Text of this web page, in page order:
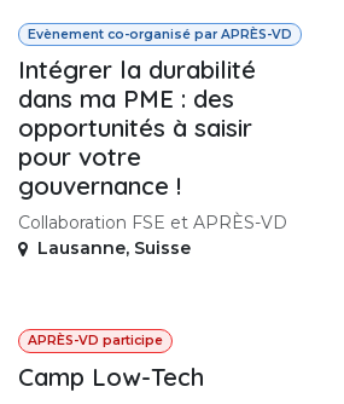
Evènement co-organisé par APRÈS-VD
Intégrer la durabilité
dans ma PME : des
opportunités à saisir
pour votre
gouvernance !
Collaboration FSE et APRÈS-VD
Lausanne, Suisse
APRÈS-VD participe
Camp Low-Tech